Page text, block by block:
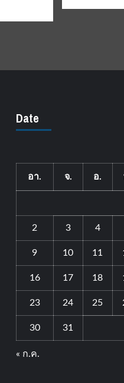
Date
อา. จ. อ.
2 3 4
9 10 11
16 17 18
23 24 25
30 31
« ก.ค.